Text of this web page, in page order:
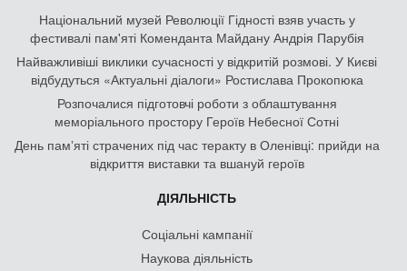
Національний музей Революції Гідності взяв участь у
фестивалі пам'яті Коменданта Майдану Андрія Парубія
Найважливіші виклики сучасності у відкритій розмові. У Києві
відбудуться «Актуальні діалоги» Ростислава Прокопюка
Розпочалися підготовчі роботи з облаштування
меморіального простору Героїв Небесної Сотні
День памʼяті страчених під час теракту в Оленівці: прийди на
відкриття виставки та вшануй героїв
ДІЯЛЬНІСТЬ
Соціальні кампанії
Наукова діяльність